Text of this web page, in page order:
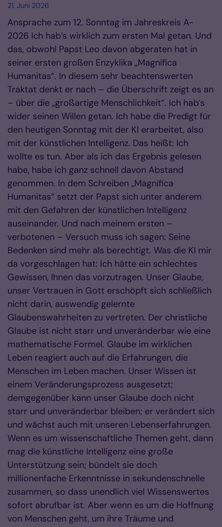
21. Juni 2026
Ansprache zum 12. Sonntag im Jahreskreis A-
2026 Ich hab’s wirklich zum ersten Mal getan. Und
das, obwohl Papst Leo davon abgeraten hat in
seiner ersten großen Enzyklika „Magnifica
Humanitas“. In diesem sehr beachtenswerten
Traktat denkt er nach – die Überschrift zeigt es an
– über die „großartige Menschlichkeit“. Ich hab’s
wider seinen Willen getan. Ich habe die Predigt für
den heutigen Sonntag mit der KI erarbeitet, also
mit der künstlichen Intelligenz. Das heißt: Ich
wollte es tun. Aber als ich das Ergebnis gelesen
habe, habe ich ganz schnell davon Abstand
genommen. In dem Schreiben „Magnifica
Humanitas“ setzt der Papst sich unter anderem
mit den Gefahren der künstlichen Intelligenz
auseinander. Und nach meinem ersten –
verbotenen – Versuch muss ich sagen: Seine
Bedenken sind mehr als berechtigt. Was die KI mir
da vorgeschlagen hat: Ich hätte ein schlechtes
Gewissen, Ihnen das vorzutragen. Unser Glaube,
unser Vertrauen in Gott erschöpft sich schließlich
nicht darin, auswendig gelernte
Glaubenswahrheiten zu vertreten. Der christliche
Glaube ist nicht starr und unveränderbar wie eine
mathematische Formel. Glaube im wirklichen
Leben reagiert auch auf die Erfahrungen, die
Menschen im Leben machen. Unser Wissen ist
einem Veränderungsprozess ausgesetzt;
demgegenüber kann unser Glaube doch nicht
starr und unveränderbar bleiben; er verändert sich
und wächst auch mit unseren Lebenserfahrungen.
Wenn es um wissenschaftliche Themen geht, dann
mag die künstliche Intelligenz eine große
Unterstützung sein; bündelt sie doch
millionenfache Erkenntnisse in sekundenschnelle
zusammen, so dass unendlich viel Wissenswertes
sofort abrufbar ist. Aber wenn es um die Hoffnung
von Menschen geht, um ihre Träume und